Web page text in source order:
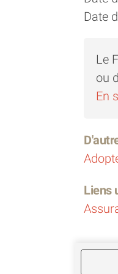
Date
Le
ou
En
Liens